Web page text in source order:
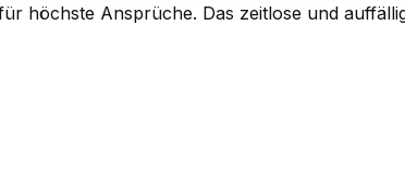
höchste Ansprüche. Das zeitlose und